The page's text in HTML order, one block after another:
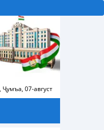
, Ҷумъа, 07-август